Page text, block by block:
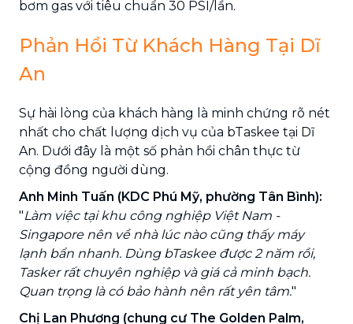
bơm gas với tiêu chuẩn 30 PSI/lần.
Phản Hồi Từ Khách Hàng Tại Dĩ
An
Sự hài lòng của khách hàng là minh chứng rõ nét
nhất cho chất lượng dịch vụ của bTaskee tại Dĩ
An. Dưới đây là một số phản hồi chân thực từ
cộng đồng người dùng.
Anh Minh Tuấn (KDC Phú Mỹ, phường Tân Bình):
"Làm việc tại khu công nghiệp Việt Nam -
Singapore nên về nhà lúc nào cũng thấy máy
lạnh bẩn nhanh. Dùng bTaskee được 2 năm rồi,
Tasker rất chuyên nghiệp và giá cả minh bạch.
Quan trọng là có bảo hành nên rất yên tâm."
Chị Lan Phương (chung cư The Golden Palm,